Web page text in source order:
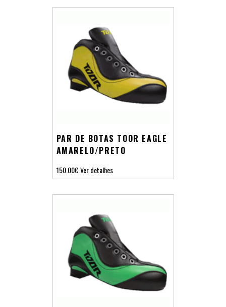
PAR DE BOTAS TOOR EAGLE
AMARELO/PRETO
150.00€Ver detalhes